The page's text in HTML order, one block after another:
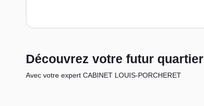
Découvrez votre futur quartier
Avec votre expert CABINET LOUIS-PORCHERET